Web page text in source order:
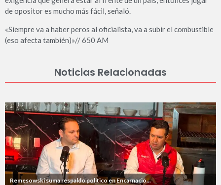
de opositor es mucho más fácil, señaló.
«Siempre va a haber peros al oficialista, va a subir el combustible
(eso afecta también)»// 650 AM
Noticias Relacionadas
Remesowski suma respaldo político en Encarnació...